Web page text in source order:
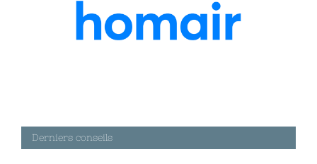
Derniers conseils